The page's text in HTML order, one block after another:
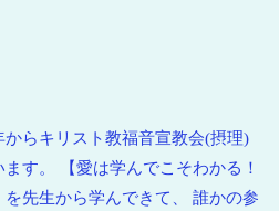
からキリスト教福音宣教会(摂理)
ます。 【愛は学んでこそわかる！
を先生から学んできて、 誰かの参